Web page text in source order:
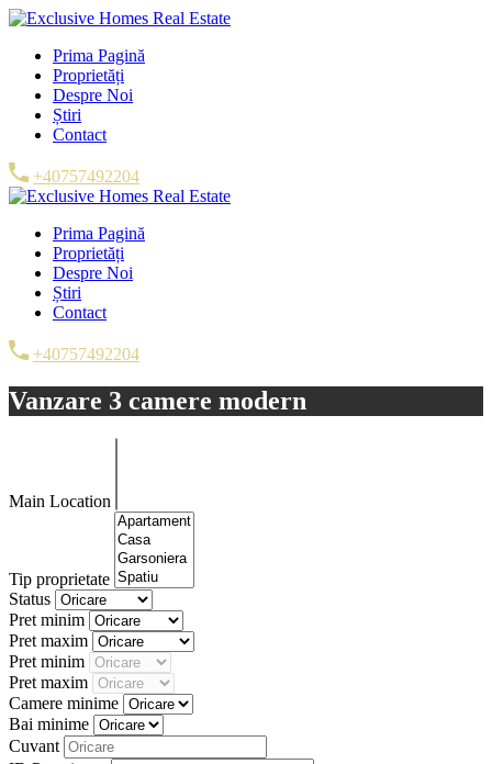
Prima Pagină
Proprietăți
Despre Noi
Știri
Contact
+40757492204
Prima Pagină
Proprietăți
Despre Noi
Știri
Contact
+40757492204
Vanzare 3 camere modern
Main Location
Tip proprietate
Status
Pret minim
Pret maxim
Pret minim
Pret maxim
Camere minime
Bai minime
Cuvant